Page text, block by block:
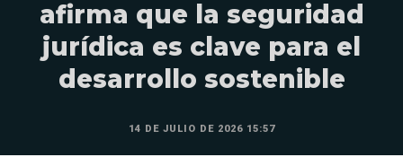
afirma que la seguridad
jurídica es clave para el
desarrollo sostenible
14 DE JULIO DE 2026 15:57